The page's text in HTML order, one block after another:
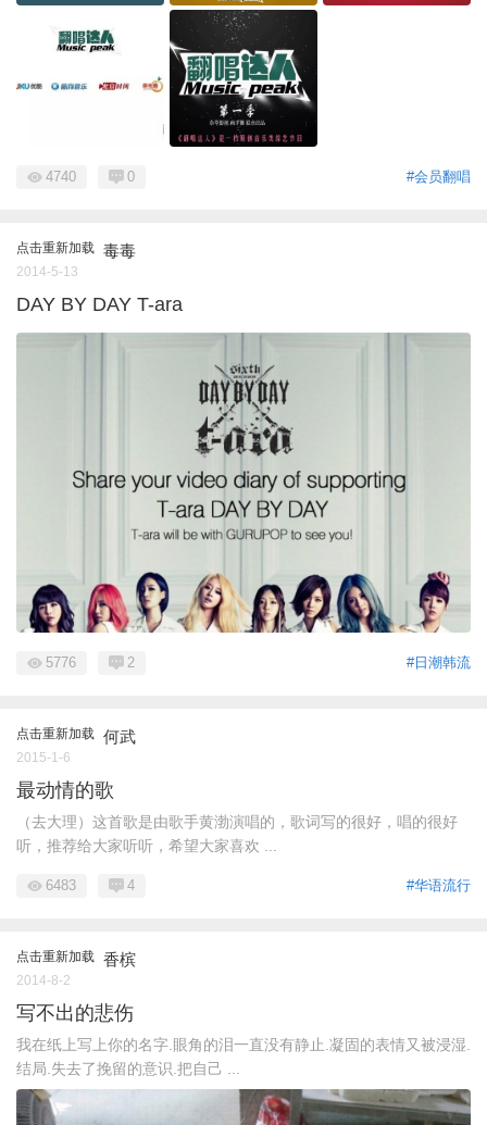
#会员翻唱
4740 0
点击重新加载 毒毒
2014-5-13
DAY BY DAY T-ara
#日潮韩流
5776 2
点击重新加载 何武
2015-1-6
最动情的歌
（去大理）这首歌是由歌手黄渤演唱的，歌词写的很好，唱的很好
听，推荐给大家听听，希望大家喜欢 ...
#华语流行
6483 4
点击重新加载 香槟
2014-8-2
写不出的悲伤
我在纸上写上你的名字.眼角的泪一直没有静止.凝固的表情又被浸湿.
结局.失去了挽留的意识.把自己 ...